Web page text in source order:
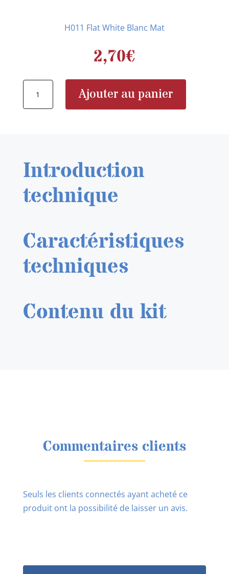
H011 Flat White Blanc Mat
2,70€
Ajouter au panier
Introduction
technique
Caractéristiques
techniques
Contenu du kit
Commentaires clients
Seuls les clients connectés ayant acheté ce
produit ont la possibilité de laisser un avis.